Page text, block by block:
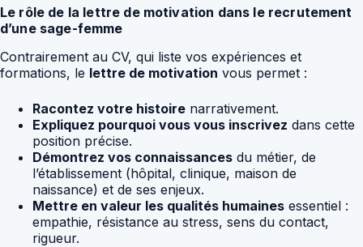
Le rôle de la lettre de motivation dans le recrutement
d’une sage-femme
Contrairement au CV, qui liste vos expériences et
formations, le lettre de motivation vous permet :
Racontez votre histoire narrativement.
Expliquez pourquoi vous vous inscrivez dans cette
position précise.
Démontrez vos connaissances du métier, de
l’établissement (hôpital, clinique, maison de
naissance) et de ses enjeux.
Mettre en valeur les qualités humaines essentiel :
empathie, résistance au stress, sens du contact,
rigueur.